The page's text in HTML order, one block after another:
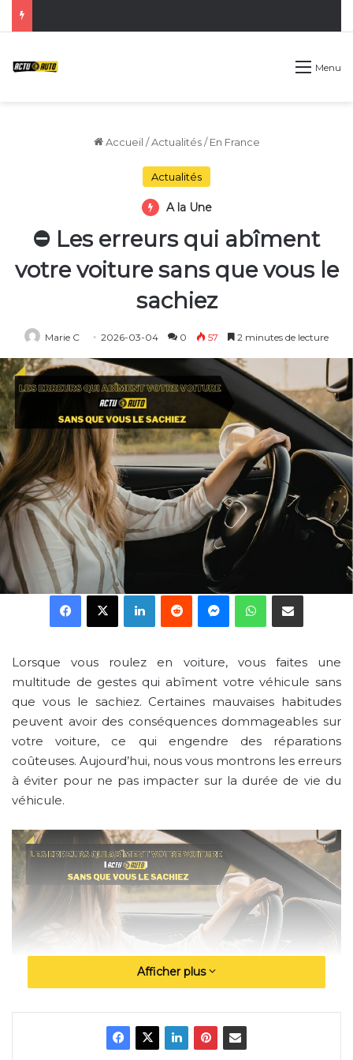
Menu
Accueil / Actualités / En France
Actualités
A la Une
⛔️ Les erreurs qui abîment
votre voiture sans que vous le
sachiez
Marie C 2026-03-04 0 57 2 minutes de lecture
Facebook
X LinkedinRedditMessengerWhatsApp
Partager par email
Lorsque vous roulez en voiture, vous faites une
multitude de gestes qui abîment votre véhicule sans
que vous le sachiez. Certaines mauvaises habitudes
peuvent avoir des conséquences dommageables sur
votre voiture, ce qui engendre des réparations
coûteuses. Aujourd’hui, nous vous montrons les erreurs
à éviter pour ne pas impacter sur la durée de vie du
véhicule.
1. Passer rapidement de la marche arrière
Afficher plus